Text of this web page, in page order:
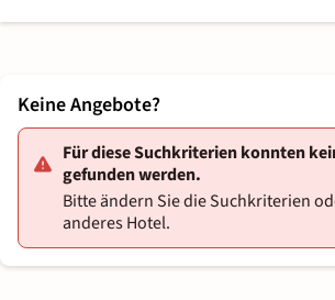
Keine Angebote?
Für diese Suchkriterien konnten
gefunden werden.
Bitte ändern Sie die Suchkriterien
anderes Hotel.